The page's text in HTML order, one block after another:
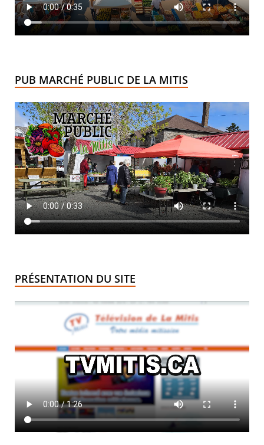
PUB MARCHÉ PUBLIC DE LA MITIS
PRÉSENTATION DU SITE